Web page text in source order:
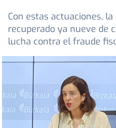
Con estas actuaciones,
recuperado ya nueve de
lucha contra el fraude